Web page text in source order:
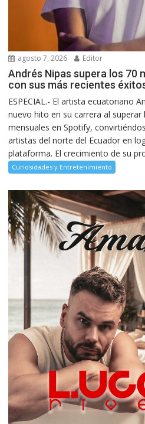
agosto 7, 2026 Editor
Andrés Nipas supera los 70
con sus más recientes
ESPECIAL.- El artista ecuatoriano
nuevo hito en su carrera al superar
mensuales en Spotify,
artistas del norte del Ecuador en
plataforma. El crecimiento de su
Curiosidades y Entretenimiento